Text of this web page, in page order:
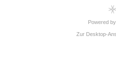
Powered
Zur Desktop-